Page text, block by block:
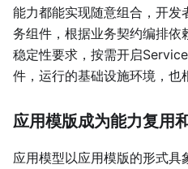
能力都能实现随意组合，开发
务组件，根据业务契约编排
稳定性要求，按需开启
件，运行的基础设施环境，也
应用模版成为能力复用
应用模型以应用模版的形式